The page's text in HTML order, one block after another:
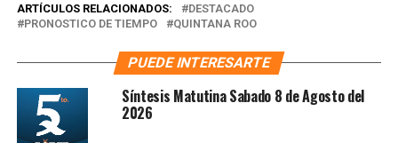
ARTÍCULOS RELACIONADOS:
DESTACADO
PRONOSTICO DE TIEMPO
QUINTANA ROO
PUEDE INTERESARTE
Síntesis Matutina Sabado 8 de Agosto del
2026